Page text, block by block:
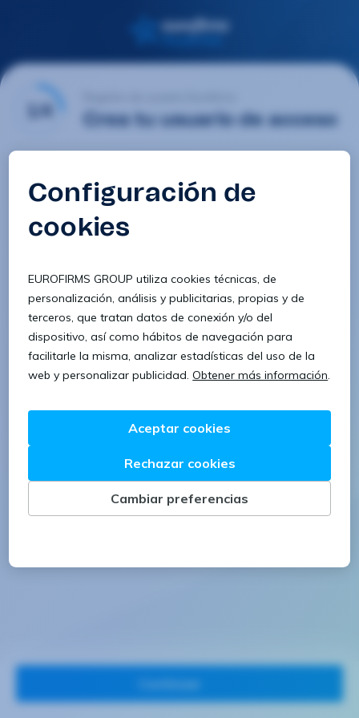
1/4 Crea tu usuario de acceso
Contraseña
Confirmar contraseña
8 caracteres 1 letra minúscula
1 letra mayúscula 1 número